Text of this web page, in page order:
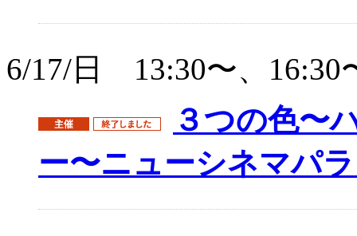
6/17/日 13:30〜、16:30
３つの色〜
ー〜ニューシネマパ